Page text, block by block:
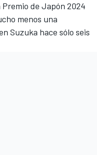
de Japón 2024
menos una
Suzuka hace sólo seis